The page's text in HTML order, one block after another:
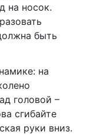
на носок.
быть
на
головой –
сгибайте
руки вниз.